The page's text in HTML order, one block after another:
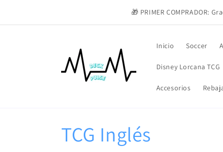
🎁 PRIMER COMPRADOR:
Inicio Soccer
Disney Lorcana TCG
Accesorios
C
TCG Inglés